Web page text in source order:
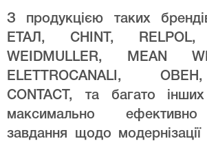
З продукцією таких
ЕТАЛ, CHINT,
WEIDMULLER, MEAN
ELETTROCANALI,
CONTACT, та багато
максимально ефективно
завдання щодо модернізації